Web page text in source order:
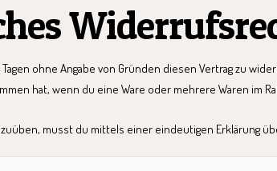
Tagen ohne Angabe von Gründen diesen Vertrag zu
hat, wenn du eine Ware oder mehrere Waren
musst du mittels einer eindeutigen Erklärung